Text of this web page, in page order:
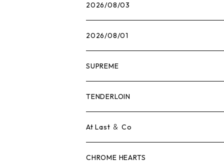
2026/08/03
2026/08/01
SUPREME
Tシャツ
ロンTEE
スウェット/ニット
TENDERLOIN
Tシャツ
ロンTEE
At Last ＆ Co
Tシャツ
CHROME HEARTS